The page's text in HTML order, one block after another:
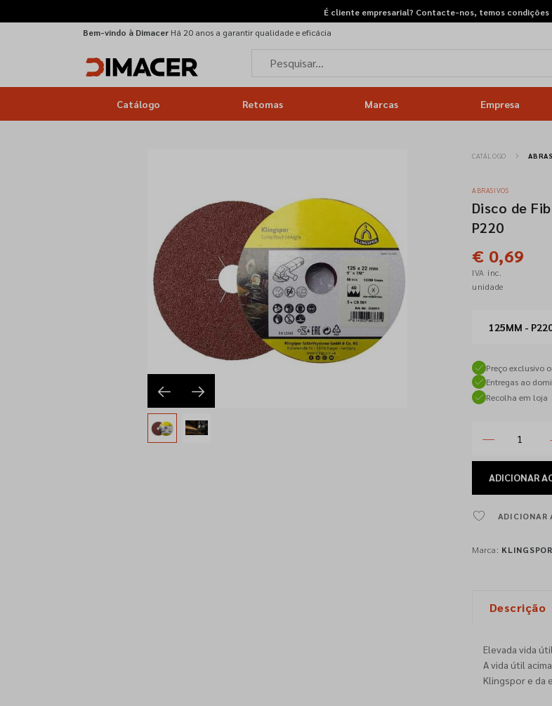
É cliente empresarial? Contacte-nos, temos condições
Bem-vindo à Dimacer Há 20 anos a garantir qualidade e eficácia
Catálogo Retomas Marcas Empresa
CATÁLOGO
ABRASIVOS
Disco de
P220
€ 0,69
IVA inc.
unidade
125MM -
Preço exclusivo
Entregas ao
Recolha em loja
ADICIONAR
ADICIONAR
Marca: KLINGSPOR
Descrição
Elevada vida útil
A vida útil
Klingspor e da